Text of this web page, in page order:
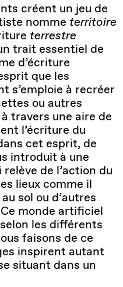
créent un jeu de
nomme territoire
terrestre
trait essentiel de
d’écriture
que les
s’emploie à recréer
ou autres
travers une aire de
l’écriture du
cet esprit, de
introduit à une
de l’action du
lieux comme il
sol ou d’autres
monde artificiel
les différents
faisons de ce
inspirent autant
situant dans un